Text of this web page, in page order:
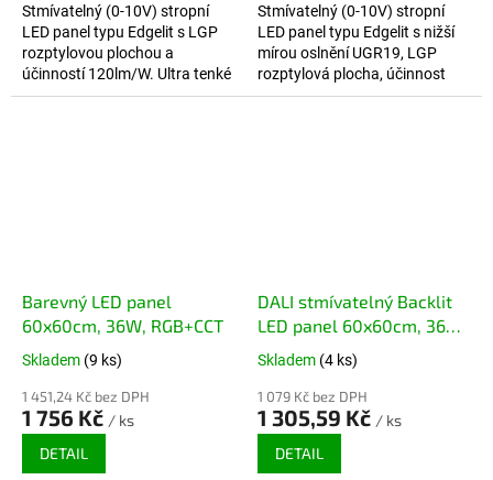
Stmívatelný (0-10V) stropní
LED panel typu Edgelit s LGP
rozptylovou plochou a
účinností 120lm/W. Ultra tenké
provedení s větší svítivostí, bez
Stmívatelný (0-10V) stropní
LED panel typu Edgelit s nižší
mírou oslnění UGR19, LGP
rozptylová plocha, účinnost
120lm/W. Ultra tenké
Barevný LED panel
60x60cm, 36W, RGB+CCT
Skladem (9 ks)
1 451,24 Kč bez DPH
1 756 Kč / ks
DETAIL
DALI stmívatelný Backlit
LED panel 60x60cm, 36W,
110lm/W, 3960lm
Skladem (4 ks)
1 079 Kč bez DPH
1 305,59 Kč / ks
DETAIL